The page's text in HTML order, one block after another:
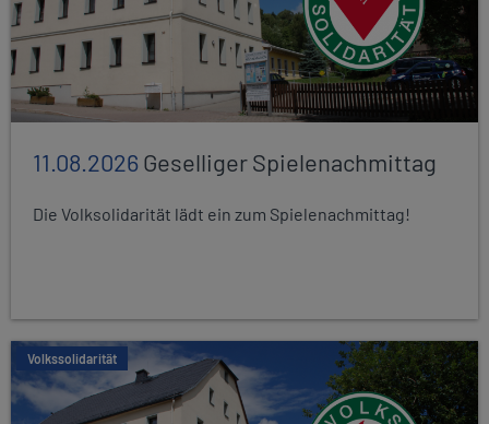
11.08.2026Geselliger Spielenachmittag
Die Volksolidarität lädt ein zum Spielenachmittag!
Volkssolidarität